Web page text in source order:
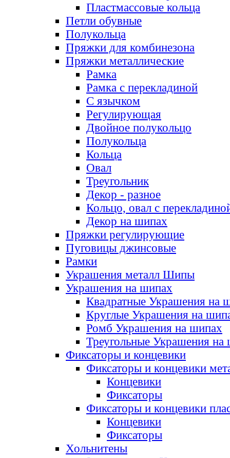
Пластмассовые кольца
Петли обувные
Полукольца
Пряжки для комбинезона
Пряжки металлические
Рамка
Рамка с перекладиной
С язычком
Регулирующая
Двойное полукольцо
Полукольца
Кольца
Овал
Треугольник
Декор - разное
Кольцо, овал с
Декор на шипах
Пряжки регулирующие
Пуговицы джинсовые
Рамки
Украшения металл Шипы
Украшения на шипах
Квадратные Украшения на
Круглые Украшения на
Ромб Украшения на шипах
Треугольные Украшения на
Фиксаторы и концевики
Фиксаторы и концевики
Концевики
Фиксаторы
Фиксаторы и концевики
Концевики
Фиксаторы
Хольнитены